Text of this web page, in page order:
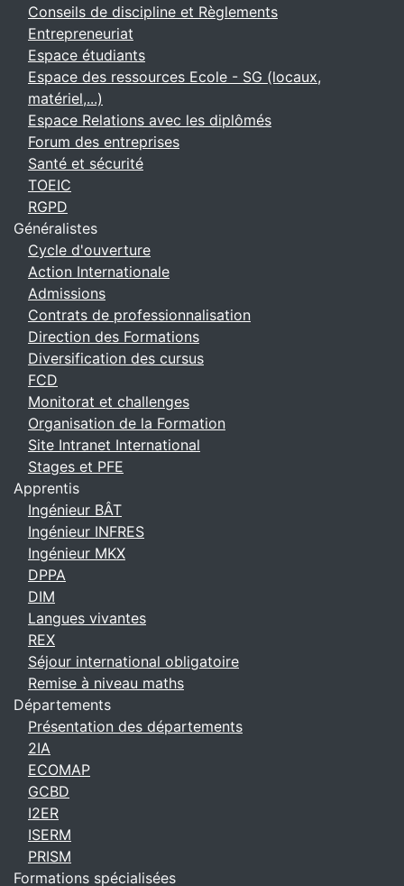
Conseils de discipline et Règlements
Entrepreneuriat
Espace étudiants
Espace des ressources Ecole - SG (locaux,
matériel,...)
Espace Relations avec les diplômés
Forum des entreprises
Santé et sécurité
TOEIC
RGPD
Généralistes
Cycle d'ouverture
Action Internationale
Admissions
Contrats de professionnalisation
Direction des Formations
Diversification des cursus
FCD
Monitorat et challenges
Organisation de la Formation
Site Intranet International
Stages et PFE
Apprentis
Ingénieur BÂT
Ingénieur INFRES
Ingénieur MKX
DPPA
DIM
Langues vivantes
REX
Séjour international obligatoire
Remise à niveau maths
Départements
Présentation des départements
2IA
ECOMAP
GCBD
I2ER
ISERM
PRISM
Formations spécialisées